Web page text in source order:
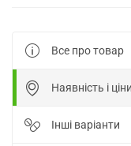
Все про товар
Наявність і ціни
Інші варіанти